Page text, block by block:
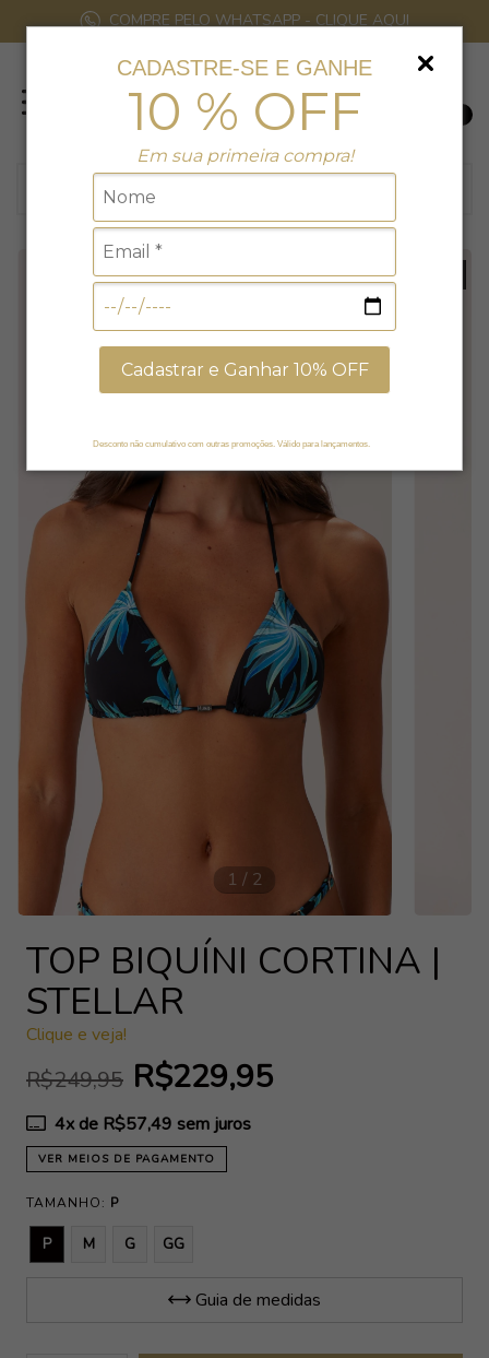
CADASTRE-SE E GANHE
10 % OFF
Em sua primeira compra!
Cadastrar e Ganhar 10% OFF
Desconto não cumulativo com outras promoções. Válido para lançamentos.
COMPRE PELO WHATSAPP - CLIQUE AQUI
8% EXCLUSIVO NO SITE
1 / 2
TOP BIQUÍNI CORTINA |
STELLAR
Clique e veja!
R$249,95 R$229,95
4x de R$57,49 sem juros
VER MEIOS DE PAGAMENTO
TAMANHO: P
P M G GG
Guia de medidas